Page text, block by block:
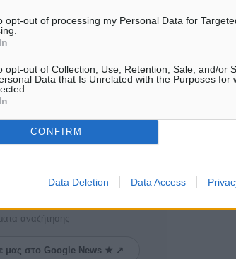
opt-out of processing my Personal Data for
opt-out of Collection, Use, Retention, Sale, and/or
Data that Is Unrelated with the Purposes for
CONFIRM
Data Deletion Data Access
αναζήτησης
μας στο Google News ★ ↗